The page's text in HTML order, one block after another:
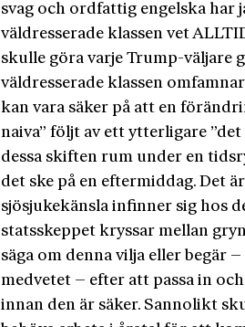
svag och ordfattig engelska har
väldresserade klassen vet
skulle göra varje Trump-väljare
väldresserade klassen
kan vara säker på att en
naiva” följt av ett ytterligare
dessa skiften rum under en
det ske på en eftermiddag. Det
sjösjukekänsla infinner sig hos
statsskeppet kryssar mellan
säga om denna vilja eller begär
medvetet – efter att passa in
innan den är säker. Sannolikt